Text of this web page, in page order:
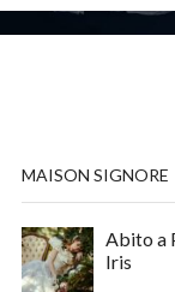
MAISON SIGNORE
Abito a
Iris